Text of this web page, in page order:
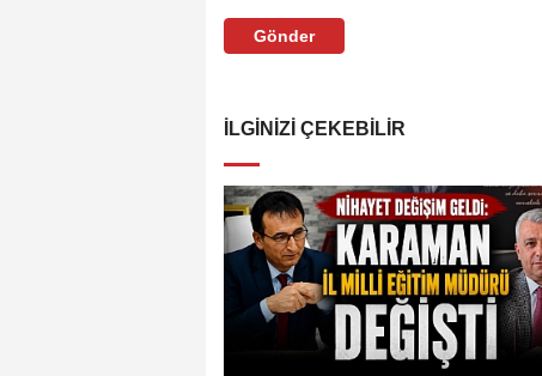
Gönder
İLGINIZI ÇEKEBILIR